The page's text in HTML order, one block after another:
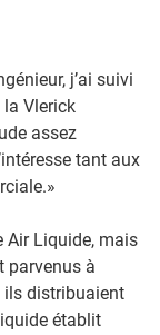
j’ai suivi
Vlerick
assez
tant aux
Air Liquide, mais
parvenus à
ils distribuaient
établit